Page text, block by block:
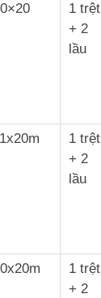
1 trệt
+ 2
lầu
1 trệt
+ 2
lầu
1 trệt
+ 2